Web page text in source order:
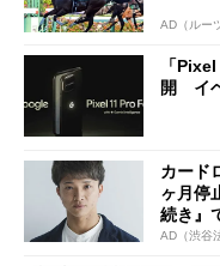
AD（ルー
「
開 イ
カード
ヶ月停
続き』
AD（渋谷